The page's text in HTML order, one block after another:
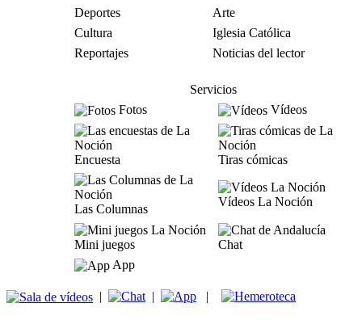
Deportes
Arte
Cultura
Iglesia Católica
Reportajes
Noticias del lector
Servicios
Fotos
Vídeos
Encuesta Tiras cómicas
Las Columnas
Vídeos La Noción
Mini juegos
Chat
App
| | |